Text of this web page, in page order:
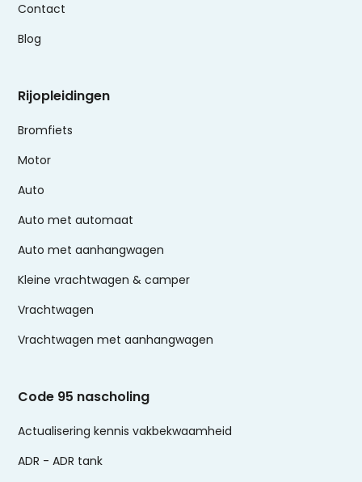
Contact
Blog
Rijopleidingen
Bromfiets
Motor
Auto
Auto met automaat
Auto met aanhangwagen
Kleine vrachtwagen & camper
Vrachtwagen
Vrachtwagen met aanhangwagen
Code 95 nascholing
Actualisering kennis vakbekwaamheid
ADR - ADR tank